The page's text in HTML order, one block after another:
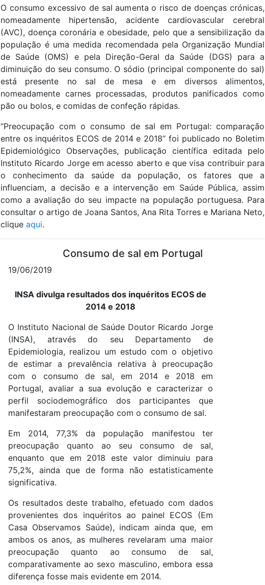
O consumo excessivo de sal aumenta o risco de doenças crónicas,
nomeadamente hipertensão, acidente cardiovascular cerebral
(AVC), doença coronária e obesidade, pelo que a sensibilização da
população é uma medida recomendada pela Organização Mundial
de Saúde (OMS) e pela Direção-Geral da Saúde (DGS) para a
diminuição do seu consumo. O sódio (principal componente do sal)
está presente no sal de mesa e em diversos alimentos,
nomeadamente carnes processadas, produtos panificados como
pão ou bolos, e comidas de confeção rápidas.
“Preocupação com o consumo de sal em Portugal: comparação
entre os inquéritos ECOS de 2014 e 2018” foi publicado no Boletim
Epidemiológico Observações, publicação científica editada pelo
Instituto Ricardo Jorge em acesso aberto e que visa contribuir para
o conhecimento da saúde da população, os fatores que a
influenciam, a decisão e a intervenção em Saúde Pública, assim
como a avaliação do seu impacte na população portuguesa. Para
consultar o artigo de Joana Santos, Ana Rita Torres e Mariana Neto,
clique aqui.
Consumo de sal em Portugal
19/06/2019
INSA divulga resultados dos inquéritos ECOS de
2014 e 2018
O Instituto Nacional de Saúde Doutor Ricardo Jorge
(INSA), através do seu Departamento de
Epidemiologia, realizou um estudo com o objetivo
de estimar a prevalência relativa à preocupação
com o consumo de sal, em 2014 e 2018 em
Portugal, avaliar a sua evolução e caracterizar o
perfil sociodemográfico dos participantes que
manifestaram preocupação com o consumo de sal.
Em 2014, 77,3% da população manifestou ter
preocupação quanto ao seu consumo de sal,
enquanto que em 2018 este valor diminuiu para
75,2%, ainda que de forma não estatisticamente
significativa.
Os resultados deste trabalho, efetuado com dados
provenientes dos inquéritos ao painel ECOS (Em
Casa Observamos Saúde), indicam ainda que, em
ambos os anos, as mulheres revelaram uma maior
preocupação quanto ao consumo de sal,
comparativamente ao sexo masculino, embora essa
diferença fosse mais evidente em 2014.